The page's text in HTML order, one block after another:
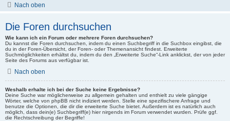
Nach oben
Die Foren durchsuchen
Wie kann ich ein Forum oder mehrere Foren durchsuchen?
Du kannst die Foren durchsuchen, indem du einen Suchbegriff in die Suchbox eingibst, die
du in der Foren-Übersicht, der Foren- oder Themenansicht findest. Erweiterte
Suchmöglichkeiten erhältst du, indem du den „Erweiterte Suche“-Link anklickst, der von jeder
Seite des Forums aus verfügbar ist.
Nach oben
Weshalb erhalte ich bei der Suche keine Ergebnisse?
Deine Suche war möglicherweise zu allgemein gehalten und enthielt zu viele gängige
Wörter, welche von phpBB nicht indiziert werden. Stelle eine spezifischere Anfrage und
benutze die Optionen, die dir die erweiterte Suche bietet. Außerdem ist es natürlich auch
möglich, dass dein(e) Suchbegriff(e) hier nirgends im Forum verwendet wurden. Prüfe ggf.
die Rechtschreibung der Begriffe!